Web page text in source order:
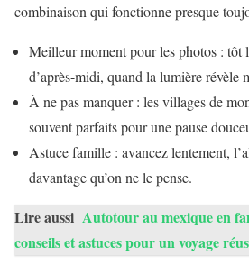
combinaison qui fonctionne presque
Meilleur moment pour les photos : tôt
d’après-midi, quand la lumière révèle
À ne pas manquer : les villages de
souvent parfaits pour une pause
Astuce famille : avancez lentement,
davantage qu’on ne le pense.
Lire aussi Autotour au mexique en
conseils et astuces pour un voyage